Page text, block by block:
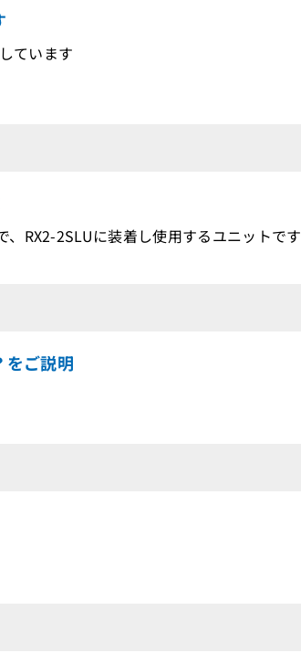
ています
RX2-2SLUに装着し使用するユニットです
をご説明